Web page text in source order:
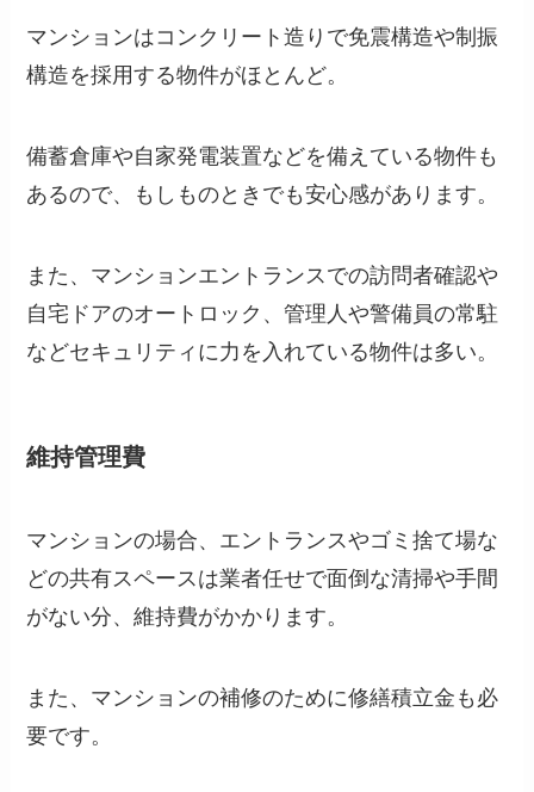
マンションはコンクリート造りで免震構造や制振
構造を採用する物件がほとんど。
備蓄倉庫や自家発電装置などを備えている物件も
あるので、もしものときでも安心感があります。
また、マンションエントランスでの訪問者確認や
自宅ドアのオートロック、管理人や警備員の常駐
などセキュリティに力を入れている物件は多い。
維持管理費
マンションの場合、エントランスやゴミ捨て場な
どの共有スペースは業者任せで面倒な清掃や手間
がない分、維持費がかかります。
また、マンションの補修のために修繕積立金も必
要です。